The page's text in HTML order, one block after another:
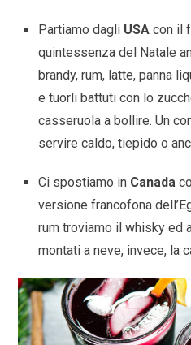
Partiamo dagli USA con il
quintessenza del Natale
brandy, rum, latte, panna
e tuorli battuti con lo
casseruola a bollire. Un
servire caldo, tiepido o
Ci spostiamo in Canada
versione francofona
rum troviamo il whisky ed
montati a neve, invece, la